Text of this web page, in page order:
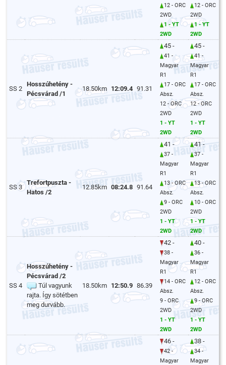
12 - ORC
2WD
1 - YT
2WD
12 - ORC
2WD
1 - YT
2WD
SS 2
Hosszúhetény -
Pécsvárad /1
18.50km 12:09.4 91.31
45 -
41 -
Magyar
R1
17 - ORC
Absz.
12 - ORC
2WD
1 - YT
2WD
45 -
41 -
Magyar
R1
17 - ORC
Absz.
12 - ORC
2WD
1 - YT
2WD
SS 3
Trefortpuszta -
Hatos /2
12.85km 08:24.8 91.64
41 -
37 -
Magyar
R1
13 - ORC
Absz.
9 - ORC
2WD
1 - YT
2WD
41 -
37 -
Magyar
R1
13 - ORC
Absz.
10 - ORC
2WD
1 - YT
2WD
SS 4
Hosszúhetény -
Pécsvárad /2
Túl vagyunk
rajta. Így sötétben
meg durvább.
18.50km 12:50.9 86.39
42 -
38 -
Magyar
R1
14 - ORC
Absz.
9 - ORC
2WD
1 - YT
2WD
40 -
36 -
Magyar
R1
12 - ORC
Absz.
9 - ORC
2WD
1 - YT
2WD
46 -
42 -
Magyar
38 -
34 -
Magyar